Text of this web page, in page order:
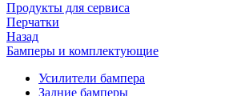
Продукты для сервиса
Перчатки
Назад
Бамперы и комплектующие
Усилители бампера
Задние бамперы